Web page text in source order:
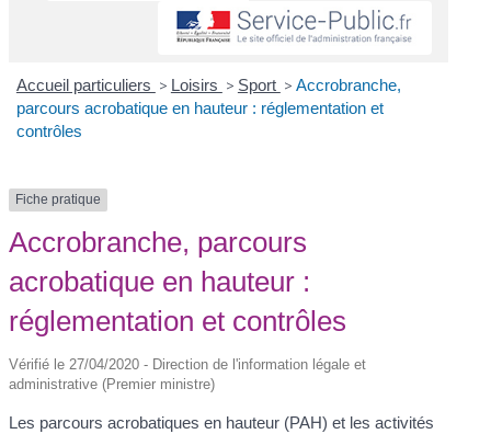
Accueil particuliers > Loisirs > Sport > Accrobranche,
parcours acrobatique en hauteur : réglementation et
contrôles
Fiche pratique
Accrobranche, parcours
acrobatique en hauteur :
réglementation et contrôles
Vérifié le 27/04/2020 - Direction de l'information légale et
administrative (Premier ministre)
Les parcours acrobatiques en hauteur (PAH) et les activités